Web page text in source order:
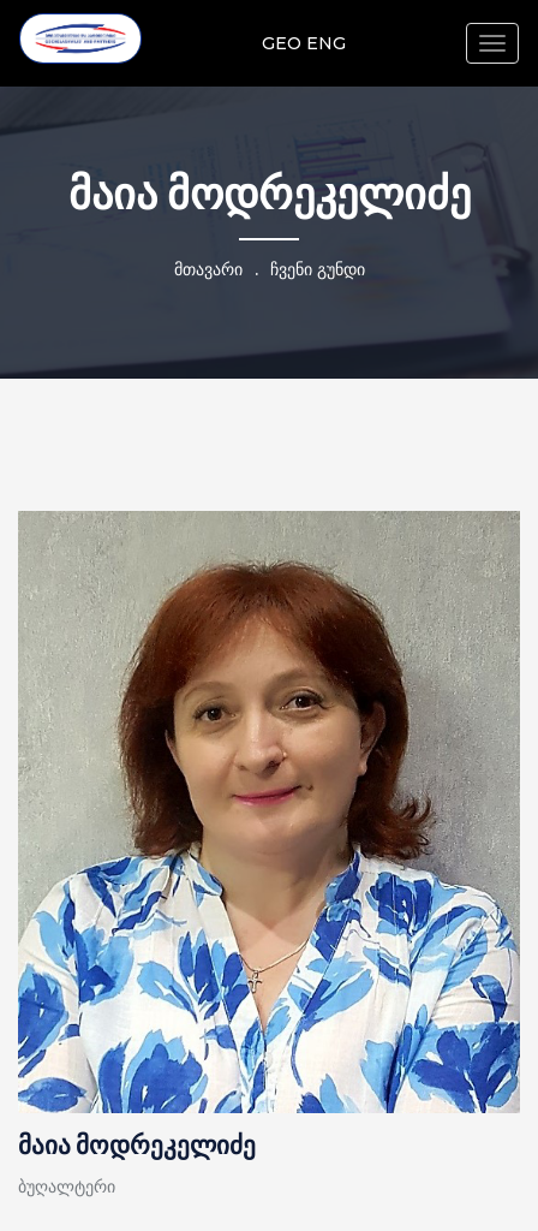
GEO ENG
მაია მოდრეკელიძე
მთავარი . ჩვენი გუნდი
მაია მოდრეკელიძე
ბუღალტერი